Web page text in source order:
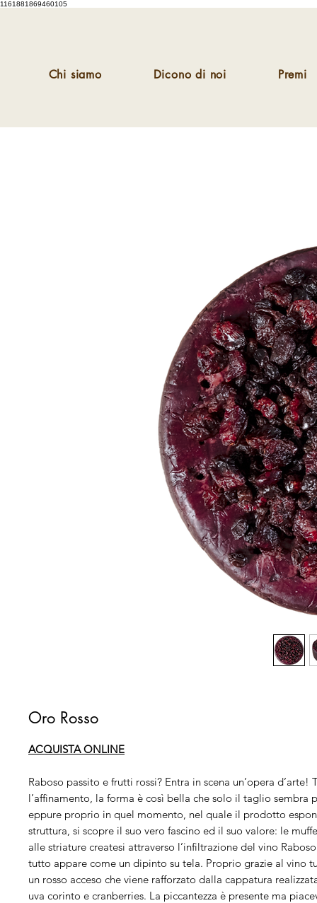
1161881869460105
Chi siamo Dicono di noi Premi
Oro Rosso
ACQUISTA ONLINE
Raboso passito e frutti rossi? Entra in scena un’opera d’arte!
l’affinamento, la forma è così bella che solo il taglio sembra
eppure proprio in quel momento, nel quale il prodotto
struttura, si scopre il suo vero fascino ed il suo valore: le
alle striature createsi attraverso l’infiltrazione del vino
tutto appare come un dipinto su tela. Proprio grazie al vino
un rosso acceso che viene rafforzato dalla cappatura
uva corinto e cranberries. La piccantezza è presente ma